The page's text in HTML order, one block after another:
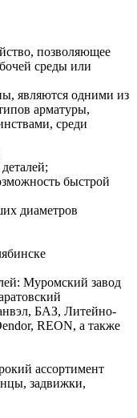
позволяющее
среды или
являются одними из
арматуры,
среди
быстрой
диаметров
Муромский завод
БАЗ, Литейно-
REON, а также
ассортимент
задвижки,